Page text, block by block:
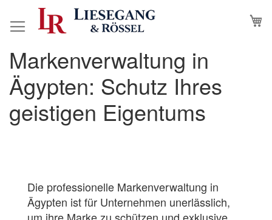
zum
Markenverwaltung in
Ägypten: Schutz Ihres
geistigen Eigentums
Die professionelle Markenverwaltung in
Ägypten ist für Unternehmen unerlässlich,